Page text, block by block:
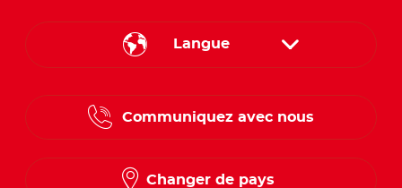
Langue
Communiquez avec nous
Changer de pays